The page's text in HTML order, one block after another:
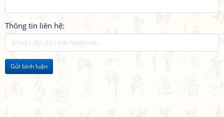
Thông tin liên hệ:
Gửi bình luận